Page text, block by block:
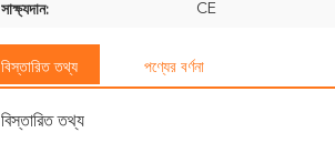
সাক্ষ্যদান: CE
বিস্তারিত তথ্য পণ্যের বর্ণনা
বিস্তারিত তথ্য